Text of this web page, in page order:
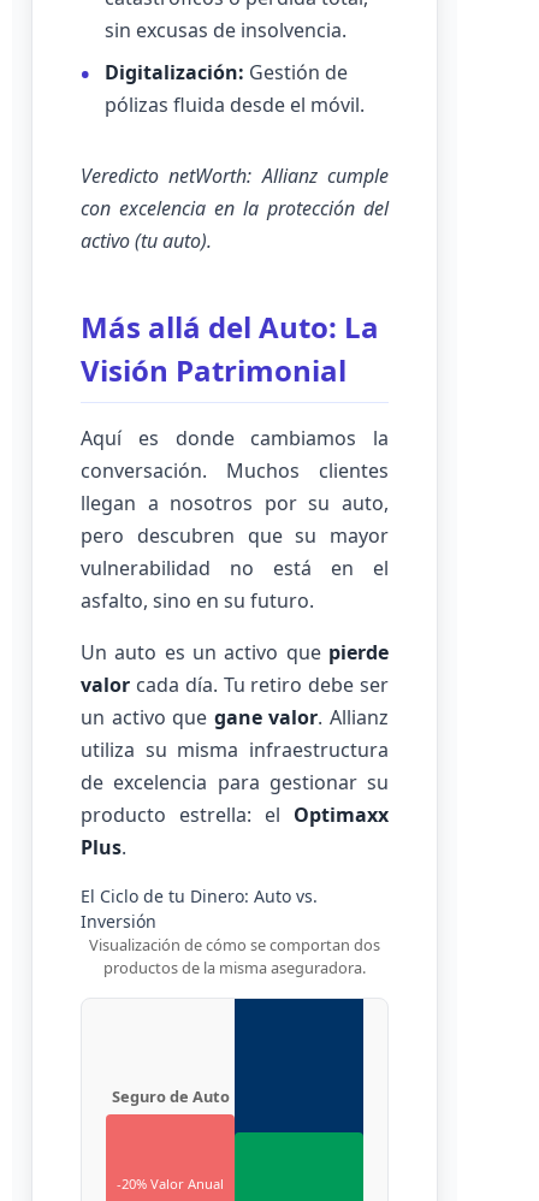
sin excusas de insolvencia.
Digitalización: Gestión de
pólizas fluida desde el móvil.
Veredicto netWorth: Allianz cumple
con excelencia en la protección del
activo (tu auto).
Más allá del Auto: La
Visión Patrimonial
Aquí es donde cambiamos la
conversación. Muchos clientes
llegan a nosotros por su auto,
pero descubren que su mayor
vulnerabilidad no está en el
asfalto, sino en su futuro.
Un auto es un activo que pierde
valor cada día. Tu retiro debe ser
un activo que gane valor. Allianz
utiliza su misma infraestructura
de excelencia para gestionar su
producto estrella: el Optimaxx
Plus.
El Ciclo de tu Dinero: Auto vs.
Inversión
Visualización de cómo se comportan dos
productos de la misma aseguradora.
Seguro de Auto
-20% Valor Anual